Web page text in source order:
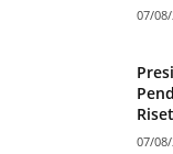
07/
07/